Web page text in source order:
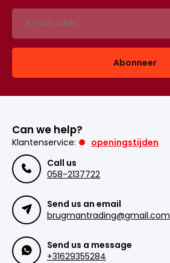
Abonneer
Can we help?
Klantenservice:
openingstijden
Call us
058-2137722
Send us an email
brugmantrading@gmail.com
Send us a message
+31629355284